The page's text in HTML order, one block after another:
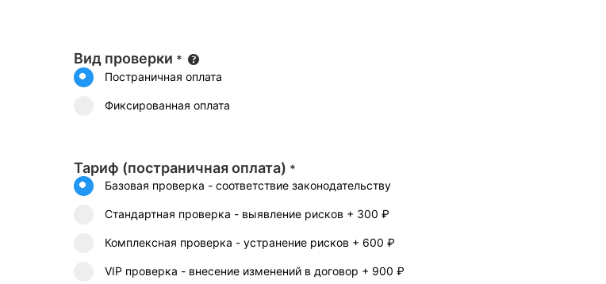
Вид проверки *
Постраничная оплата
Фиксированная оплата
Тариф (постраничная оплата) *
Базовая проверка - соответствие законодательству
Стандартная проверка - выявление рисков + 300 ₽
Комплексная проверка - устранение рисков + 600 ₽
VIP проверка - внесение изменений в договор + 900 ₽